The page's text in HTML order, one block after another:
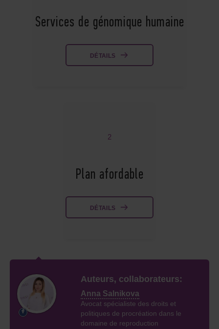
Services de génomique humaine
DÉTAILS
2
Plan afordable
DÉTAILS
Auteurs, collaborateurs:
Anna Salnikova
Avocat spécialiste des droits et
politiques de procréation dans le
domaine de reproduction